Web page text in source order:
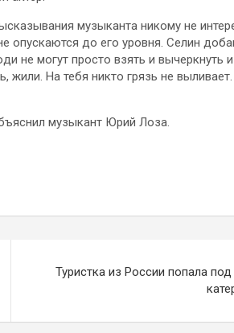
музыканта никому не
опускаются до его уровня. Селин
не могут просто взять и вычеркнуть
На тебя никто грязь не
музыкант Юрий Лоза.
Туристка из России попала